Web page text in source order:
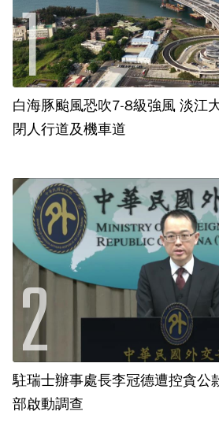
白海豚颱風恐吹7-8級強風 淡江
閉人行道及機車道
駐瑞士辦事處長李冠德遭控貪公
部啟動調查